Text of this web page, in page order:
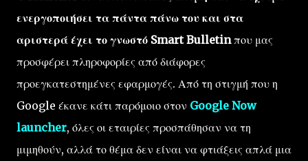
ενεργοποιήσει τα πάντα πάνω του και στα
αριστερά έχει το γνωστό Smart Bulletinπου μας
προσφέρει πληροφορίες από διάφορες
προεγκατεστημένες εφαρμογές. Από τη στιγμή που η
Google έκανε κάτι παρόμοιο στον Google Now
launcher, όλες οι εταιρίες προσπάθησαν να τη
μιμηθούν, αλλά το θέμα δεν είναι να φτιάξεις απλά μια